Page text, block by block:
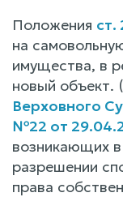
Положения ст.
на
имущества, в
новый объект.
Верховного
№22 от
возникающих
разрешении
права